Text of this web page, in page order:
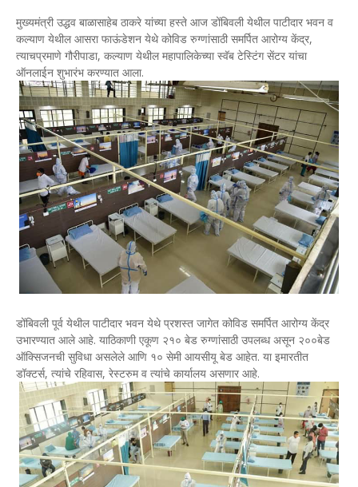
मुख्यमंत्री उद्धव बाळासाहेब ठाकरे यांच्या हस्ते आज डोंबिवली येथील पाटीदार भवन व
कल्याण येथील आसरा फाऊंडेशन येथे कोविड रुग्णांसाठी समर्पित आरोग्य केंद्र,
त्याचप्रमाणे गौरीपाडा, कल्याण येथील महापालिकेच्या स्वॅब टेस्टिंग सेंटर यांचा
ऑनलाईन शुभारंभ करण्यात आला.
डोंबिवली पूर्व येथील पाटीदार भवन येथे प्रशस्त जागेत कोविड समर्पित आरोग्य केंद्र
उभारण्यात आले आहे. याठिकाणी एकूण २१० बेड रुग्णांसाठी उपलब्ध असून २००बेड
ऑक्सिजनची सुविधा असलेले आणि १० सेमी आयसीयू बेड आहेत. या इमारतीत
डॉक्टर्स, त्यांचे रहिवास, रेस्टरुम व त्यांचे कार्यालय असणार आहे.